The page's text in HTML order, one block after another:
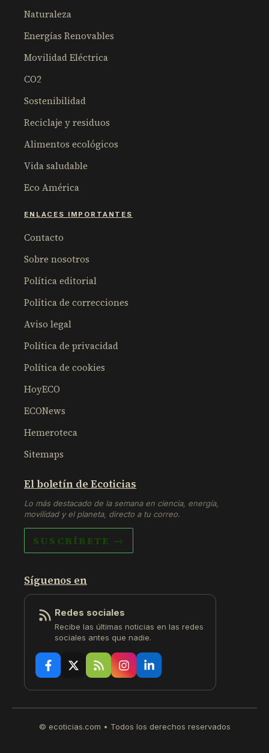
Naturaleza
Energías Renovables
Movilidad Eléctrica
CO2
Sostenibilidad
Reciclaje y residuos
Alimentos ecológicos
Vida saludable
Eco América
ENLACES IMPORTANTES
Contacto
Sobre nosotros
Política editorial
Política de correcciones
Aviso legal
Política de privacidad
Política de cookies
HoyECO
ECONews
Hemeroteca
Sitemaps
El boletín de Ecoticias
Lo más destacado de la semana en ciencia, energía,
movilidad y el planeta, directo a tu correo.
SUSCRÍBETE →
Síguenos en
Redes sociales
Recibe las últimas noticias en las redes
sociales antes que nadie.
© ecoticias.com • Todos los derechos reservados